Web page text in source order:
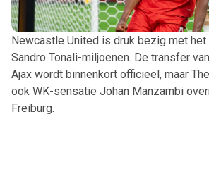
Newcastle United is druk bezig met het
Sandro Tonali-miljoenen. De transfer
Ajax wordt binnenkort officieel, maar
ook WK-sensatie Johan Manzambi
Freiburg.